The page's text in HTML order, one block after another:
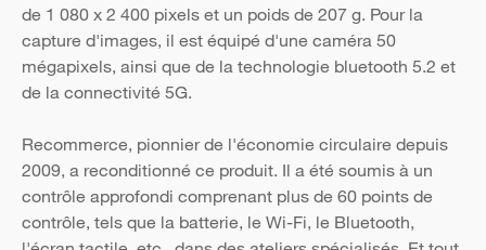
de 1 080 x 2 400 pixels et un poids de 207 g. Pour la
capture d'images, il est équipé d'une caméra 50
mégapixels, ainsi que de la technologie bluetooth 5.2 et
de la connectivité 5G.
Recommerce, pionnier de l'économie circulaire depuis
2009, a reconditionné ce produit. Il a été soumis à un
contrôle approfondi comprenant plus de 60 points de
contrôle, tels que la batterie, le Wi-Fi, le Bluetooth,